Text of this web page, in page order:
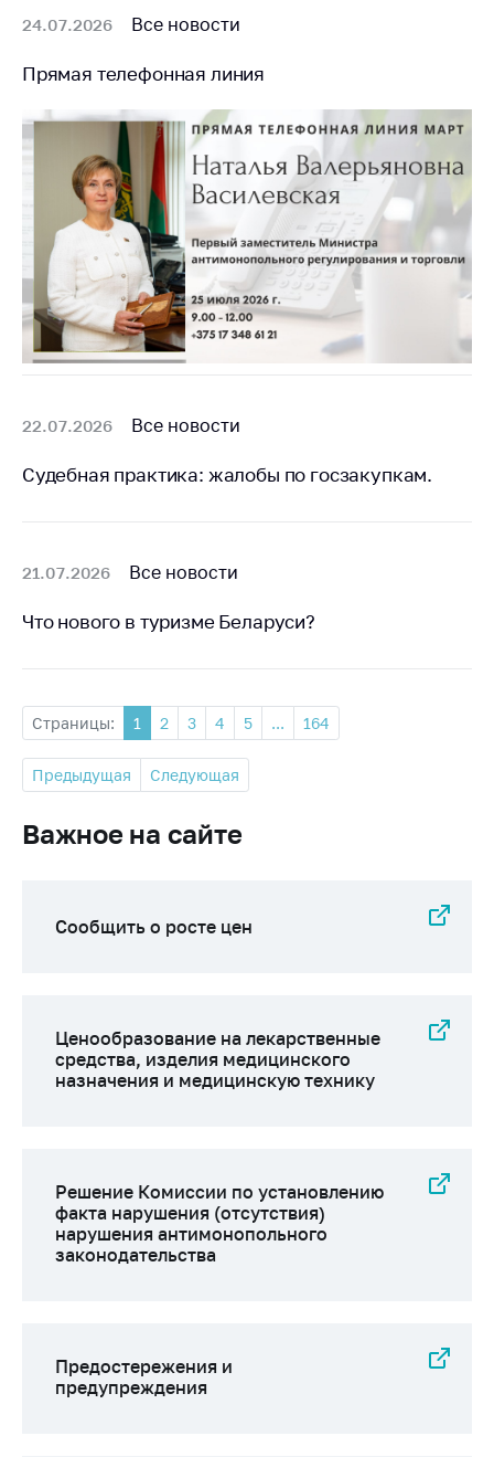
24.07.2026 Все новости
Прямая телефонная линия
22.07.2026 Все новости
Судебная практика: жалобы по госзакупкам.
21.07.2026 Все новости
Что нового в туризме Беларуси?
Страницы: 1 2 3 4 5 ... 164
Предыдущая Следующая
Важное на сайте
Сообщить о росте цен
Ценообразование на лекарственные
средства, изделия медицинского
назначения и медицинскую технику
Решение Комиссии по установлению
факта нарушения (отсутствия)
нарушения антимонопольного
законодательства
Предостережения и
предупреждения